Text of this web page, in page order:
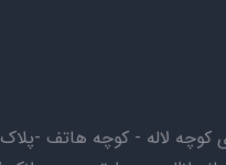
- کوچه هاتف -پلاک ۱۵ - طبقه اول - واحد ۱